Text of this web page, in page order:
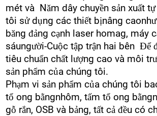
mét và Năm dây chuyền sản xuất
tôi sử dụng các thiết bịnâng
băng đảng cạnh laser homag, máy
sáungười-Cuộc tập trận hai bên Để
tiêu chuẩn chất lượng cao và môi
sản phẩm của chúng tôi.
Phạm vi sản phẩm của chúng tôi
tổ ong bằngnhôm, tấm tổ ong
gỗ rắn, OSB và bảng, tất cả đều có